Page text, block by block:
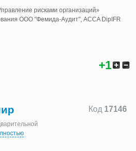
рисками организаций»
ООО "Фемида-Аудит", ACCA DipIFR
+1
Код 17146